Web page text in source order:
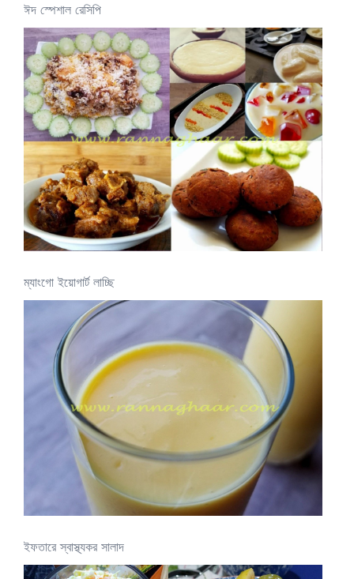
ঈদ স্পেশাল রেসিপি
ম্যাংগো ইয়োগার্ট লাচ্ছি
ইফতারে স্বাস্থ্যকর সালাদ